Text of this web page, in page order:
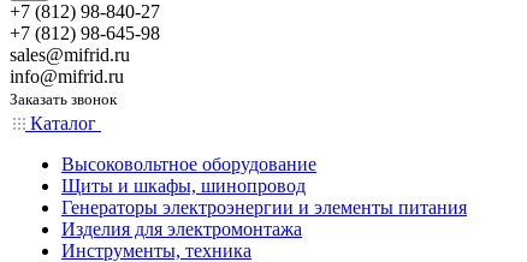
+7 (812) 98-840-27
+7 (812) 98-645-98
sales@mifrid.ru
info@mifrid.ru
Заказать звонок
Каталог
Высоковольтное оборудование
Щиты и шкафы, шинопровод
Генераторы электроэнергии и элементы питания
Изделия для электромонтажа
Инструменты, техника